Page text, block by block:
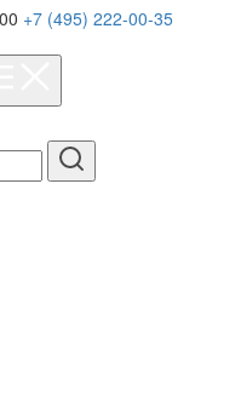
+7 (495) 222-00-35